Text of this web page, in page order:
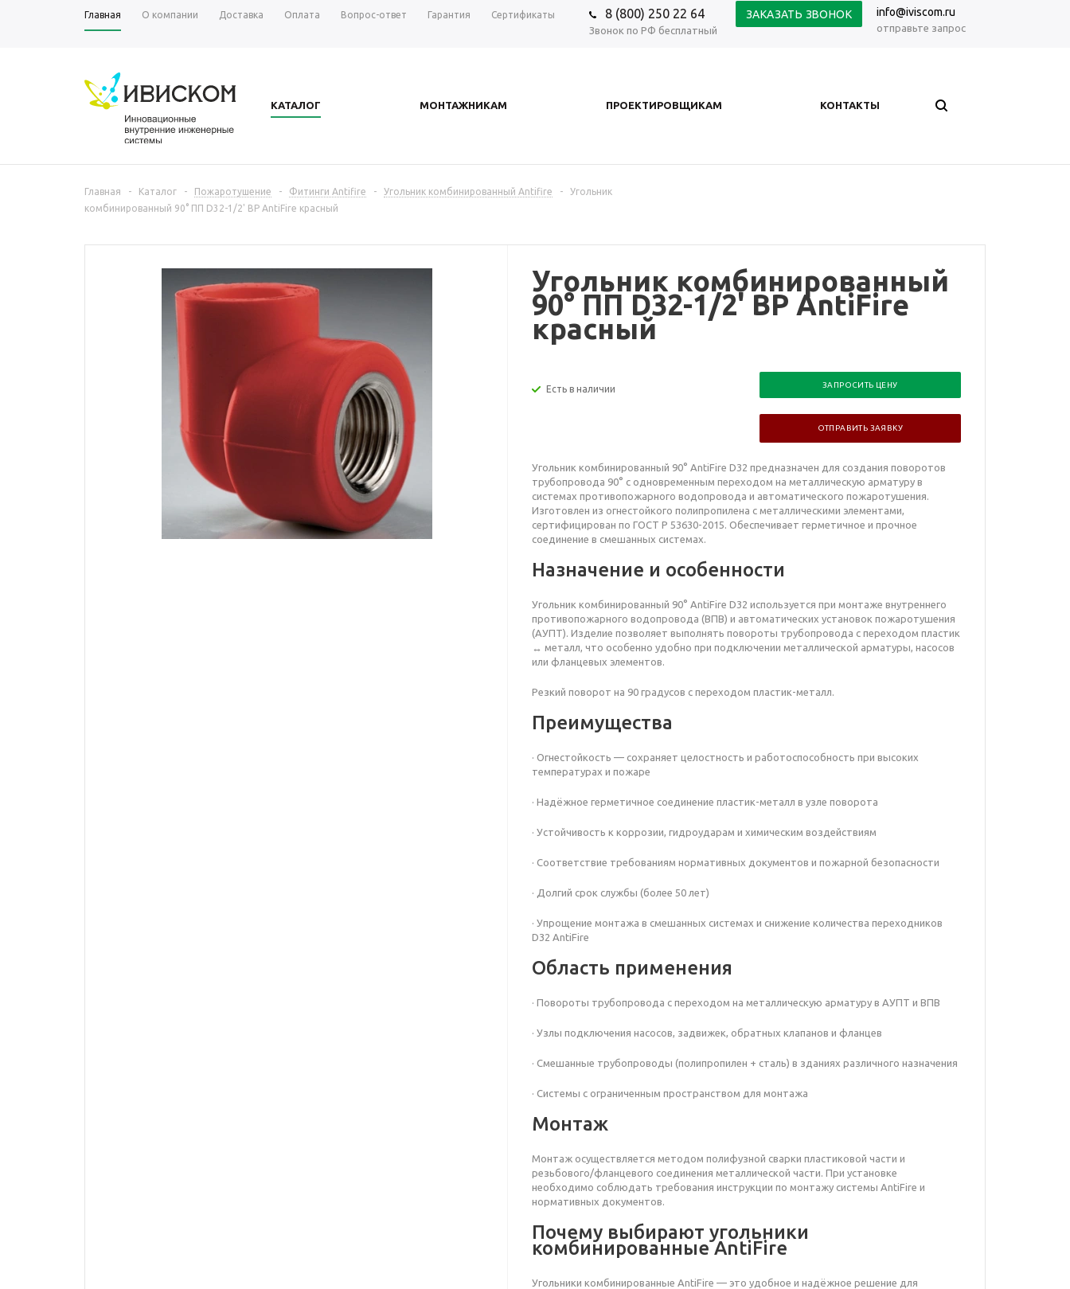
Главная О компании Доставка Оплата Вопрос-ответ Гарантия Сертификаты 8 (800) 250 22 64
Звонок по РФ бесплатный
ЗАКАЗАТЬ ЗВОНОК info@iviscom.ru
отправьте запрос
КАТАЛОГ МОНТАЖНИКАМ ПРОЕКТИРОВЩИКАМ КОНТАКТЫ
Главная - Каталог - Пожаротушение - Фитинги Antifire - Угольник комбинированный Antifire -
Угольник
комбинированный 90° ПП D32-1/2' ВР AntiFire красный
Угольник комбинированный
90° ПП D32-1/2' ВР AntiFire
красный
Есть в наличии ЗАПРОСИТЬ ЦЕНУ
ОТПРАВИТЬ ЗАЯВКУ
Угольник комбинированный 90° AntiFire D32 предназначен для создания поворотов
трубопровода 90° с одновременным переходом на металлическую арматуру в
системах противопожарного водопровода и автоматического пожаротушения.
Изготовлен из огнестойкого полипропилена с металлическими элементами,
сертифицирован по ГОСТ Р 53630-2015. Обеспечивает герметичное и прочное
соединение в смешанных системах.
Назначение и особенности
Угольник комбинированный 90° AntiFire D32 используется при монтаже внутреннего
противопожарного водопровода (ВПВ) и автоматических установок пожаротушения
(АУПТ). Изделие позволяет выполнять повороты трубопровода с переходом пластик
↔ металл, что особенно удобно при подключении металлической арматуры, насосов
или фланцевых элементов.
Резкий поворот на 90 градусов с переходом пластик-металл.
Преимущества
· Огнестойкость — сохраняет целостность и работоспособность при высоких
температурах и пожаре
· Надёжное герметичное соединение пластик-металл в узле поворота
· Устойчивость к коррозии, гидроударам и химическим воздействиям
· Соответствие требованиям нормативных документов и пожарной безопасности
· Долгий срок службы (более 50 лет)
· Упрощение монтажа в смешанных системах и снижение количества переходников
D32 AntiFire
Область применения
· Повороты трубопровода с переходом на металлическую арматуру в АУПТ и ВПВ
· Узлы подключения насосов, задвижек, обратных клапанов и фланцев
· Смешанные трубопроводы (полипропилен + сталь) в зданиях различного назначения
· Системы с ограниченным пространством для монтажа
Монтаж
Монтаж осуществляется методом полифузной сварки пластиковой части и
резьбового/фланцевого соединения металлической части. При установке
необходимо соблюдать требования инструкции по монтажу системы AntiFire и
нормативных документов.
Почему выбирают угольники
комбинированные AntiFire
Угольники комбинированные AntiFire — это удобное и надёжное решение для